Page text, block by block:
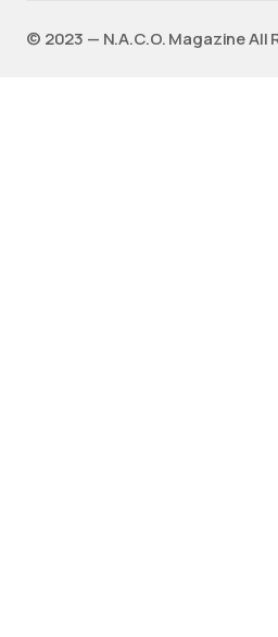
©️ 2023 — N.A.C.O. Magazine All